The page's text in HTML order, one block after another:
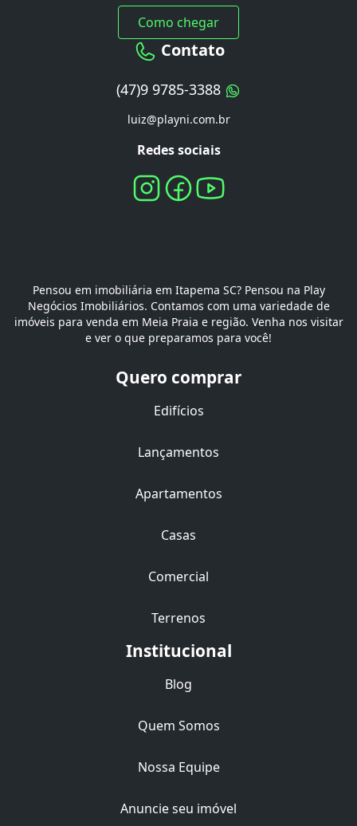
Como chegar
Contato
(47)9 9785-3388
luiz@playni.com.br
Redes sociais
Pensou em imobiliária em Itapema SC? Pensou na Play
Negócios Imobiliários. Contamos com uma variedade de
imóveis para venda em Meia Praia e região. Venha nos visitar
e ver o que preparamos para você!
Quero comprar
Edifícios
Lançamentos
Apartamentos
Casas
Comercial
Terrenos
Institucional
Blog
Quem Somos
Nossa Equipe
Anuncie seu imóvel